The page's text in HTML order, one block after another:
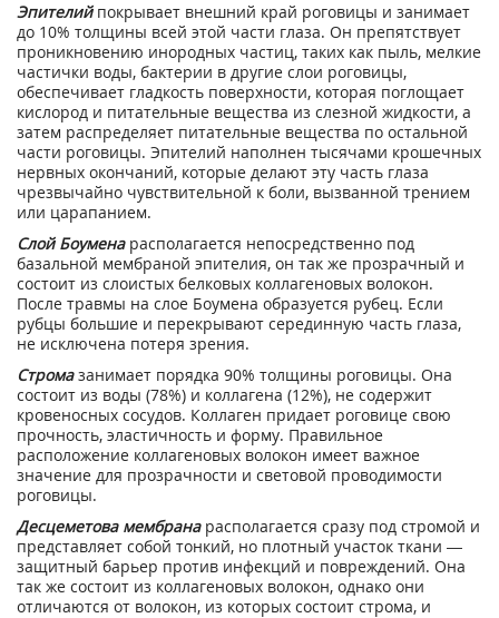
Эпителийпокрывает внешний край роговицы и занимает
до 10% толщины всей этой части глаза. Он препятствует
проникновению инородных частиц, таких как пыль, мелкие
частички воды, бактерии в другие слои роговицы,
обеспечивает гладкость поверхности, которая поглощает
кислород и питательные вещества из слезной жидкости, а
затем распределяет питательные вещества по остальной
части роговицы. Эпителий наполнен тысячами крошечных
нервных окончаний, которые делают эту часть глаза
чрезвычайно чувствительной к боли, вызванной трением
или царапанием.
Слой Боуменарасполагается непосредственно под
базальной мембраной эпителия, он так же прозрачный и
состоит из слоистых белковых коллагеновых волокон.
После травмы на слое Боумена образуется рубец. Если
рубцы большие и перекрывают серединную часть глаза,
не исключена потеря зрения.
Стромазанимает порядка 90% толщины роговицы. Она
состоит из воды (78%) и коллагена (12%), не содержит
кровеносных сосудов. Коллаген придает роговице свою
прочность, эластичность и форму. Правильное
расположение коллагеновых волокон имеет важное
значение для прозрачности и световой проводимости
роговицы.
Десцеметова мембранарасполагается сразу под стромой и
представляет собой тонкий, но плотный участок ткани —
защитный барьер против инфекций и повреждений. Она
так же состоит из коллагеновых волокон, однако они
отличаются от волокон, из которых состоит строма, и